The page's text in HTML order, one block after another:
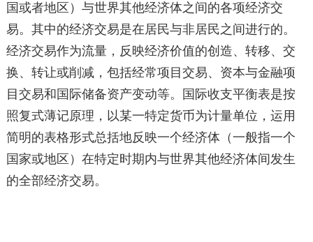
国或者地区）与世界其他经济体之间的各项经济交
易。其中的经济交易是在居民与非居民之间进行的。
经济交易作为流量，反映经济价值的创造、转移、交
换、转让或削减，包括经常项目交易、资本与金融项
目交易和国际储备资产变动等。国际收支平衡表是按
照复式薄记原理，以某一特定货币为计量单位，运用
简明的表格形式总括地反映一个经济体（一般指一个
国家或地区）在特定时期内与世界其他经济体间发生
的全部经济交易。